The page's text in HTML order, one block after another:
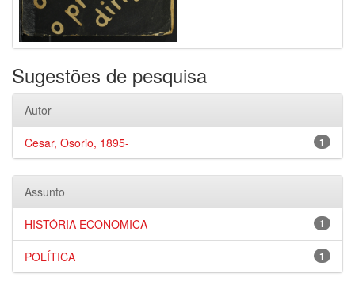
Sugestões de pesquisa
Autor
1
Cesar, Osorio, 1895-
Assunto
1
HISTÓRIA ECONÔMICA
1
POLÍTICA